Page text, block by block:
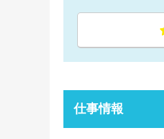
仕事情報